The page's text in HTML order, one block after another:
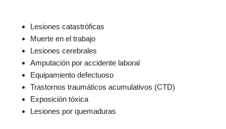
Lesiones catastróficas
Muerte en el trabajo
Lesiones cerebrales
Amputación por accidente laboral
Equipamiento defectuoso
Trastornos traumáticos acumulativos (CTD)
Exposición tóxica
Lesiones por quemaduras